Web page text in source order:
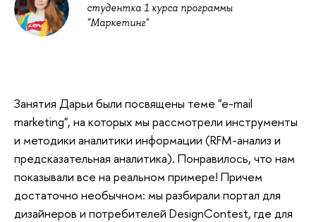
студентка 1 курса программы
"Маркетинг"
Занятия Дарьи были посвящены теме "e-mail
marketing", на которых мы рассмотрели инструменты
и методики аналитики информации (RFM-анализ и
предсказательная аналитика). Понравилось, что нам
показывали все на реальном примере! Причем
достаточно необычном: мы разбирали портал для
дизайнеров и потребителей DesignContest, где для